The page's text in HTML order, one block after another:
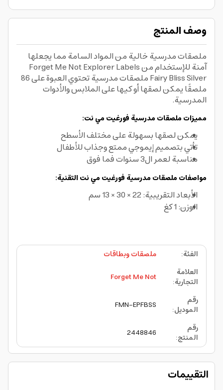
وصف المنتج
ملصقات مدرسية خالية من المواد السامة مما يجعلها
آمنة للإستخدام من Forget Me Not Explorer Labels
Fairy Bliss Silver ملصقات مدرسية تحتوي العبوة على 86
ملصقًا يمكن لصقها أو كيها على الملابس والأدوات
المدرسية.
مميزات ملصقات مدرسية فورغيت مي نت:
يمكن لصقها بسهولة على مختلف الأسطح
تأتي بتصميم إيموجي ممتع وجذاب للأطفال
مناسبة لعمر ال3 سنوات فما فوق
مواصفات ملصقات مدرسية فورغيت مي نت التقنية:
الأبعاد التقريبية: 22 × 30 × 13 سم
الوزن: 1 كغ
الفئة:
ملصقات وبطاقات
العلامة
التجارية:
Forget Me Not
رقم
الموديل:
FMN-EPFBSS
رقم
المنتج:
2448846
التقييمات